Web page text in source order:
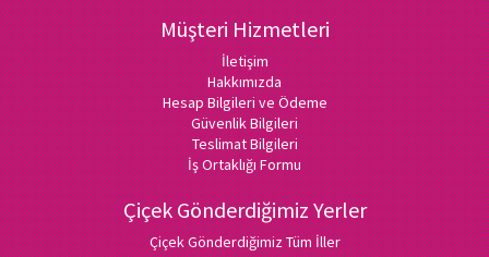
Müşteri Hizmetleri
İletişim
Hakkımızda
Hesap Bilgileri ve Ödeme
Güvenlik Bilgileri
Teslimat Bilgileri
İş Ortaklığı Formu
Çiçek Gönderdiğimiz Yerler
Çiçek Gönderdiğimiz Tüm İller